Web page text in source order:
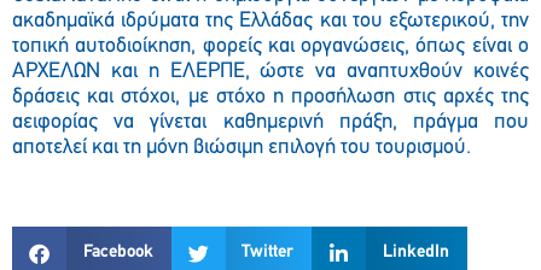
ακαδημαϊκά ιδρύματα της Ελλάδας και του εξωτερικού, την
τοπική αυτοδιοίκηση, φορείς και οργανώσεις, όπως είναι ο
ΑΡΧΕΛΩΝ και η ΕΛΕΡΠΕ, ώστε να αναπτυχθούν κοινές
δράσεις και στόχοι, με στόχο η προσήλωση στις αρχές της
αειφορίας να γίνεται καθημερινή πράξη, πράγμα που
αποτελεί και τη μόνη βιώσιμη επιλογή του τουρισμού.
Facebook Twitter LinkedIn